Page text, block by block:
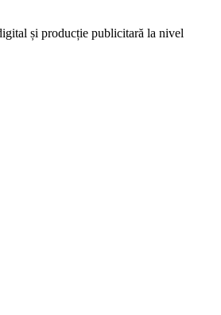
și producție publicitară la nivel